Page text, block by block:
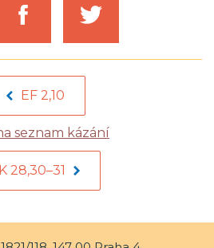
EF 2,10
seznam kázání
28,30–31